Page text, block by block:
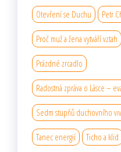
Otevření se Duchu Petr
Proč muž a žena vytváří vztah
Prázdné zrcadlo
Radostná zpráva o Lásce –
Sedm stupňů duchovního
Tanec energií Ticho a klid